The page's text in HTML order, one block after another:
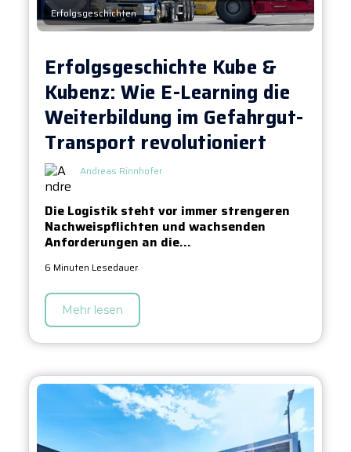
Erfolgsgeschichten
Erfolgsgeschichte Kube &
Kubenz: Wie E-Learning die
Weiterbildung im Gefahrgut-
Transport revolutioniert
Andreas Rinnhofer
Die Logistik steht vor immer strengeren
Nachweispflichten und wachsenden
Anforderungen an die...
6 Minuten Lesedauer
Mehr lesen